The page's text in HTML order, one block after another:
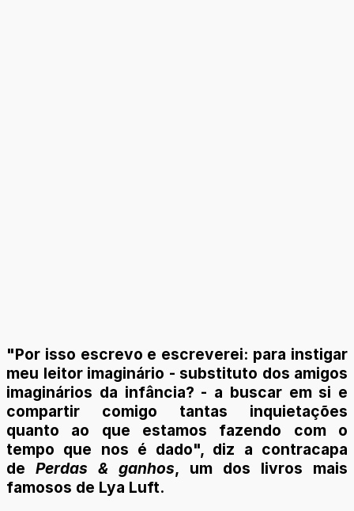
"Por isso escrevo e escreverei: para instigar
meu leitor imaginário - substituto dos amigos
imaginários da infância? - a buscar em si e
compartir comigo tantas inquietações
quanto ao que estamos fazendo com o
tempo que nos é dado", diz a contracapa
dePerdas & ganhos, um dos livros mais
famosos de Lya Luft.